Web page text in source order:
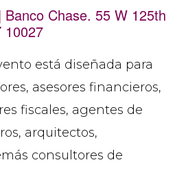
Chase. 55 W 125th
10027
está diseñada para
asesores financieros,
fiscales, agentes de
arquitectos,
consultores de